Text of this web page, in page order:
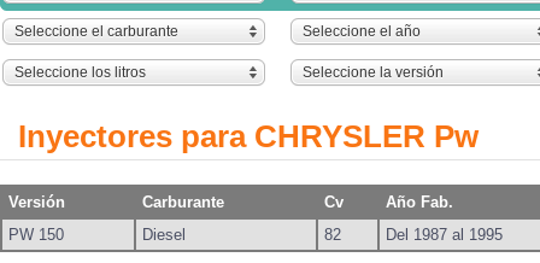
Seleccione el carburante Seleccione el año
Seleccione los litros Seleccione la versión
Inyectores para CHRYSLER Pw
Versión Carburante Cv
Año Fab.
PW 150
Diesel 82 Del 1987 al 1995